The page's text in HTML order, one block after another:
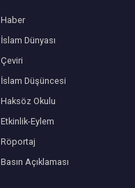
Haber
İslam Dünyası
Çeviri
İslam Düşüncesi
Haksöz Okulu
Etkinlik-Eylem
Röportaj
Basın Açıklaması